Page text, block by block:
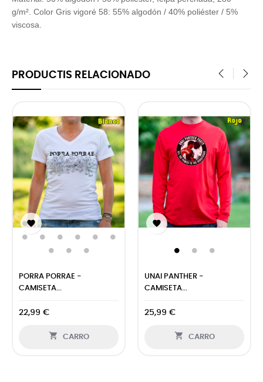
g/m². Color Gris vigoré 58: 55% algodón / 40% poliéster / 5%
viscosa.
PRODUCTIS RELACIONADO

PORRA PORRAE -
CAMISETA...
22,99 €
 CARRO

UNAI PANTHER -
CAMISETA...
25,99 €
 CARRO